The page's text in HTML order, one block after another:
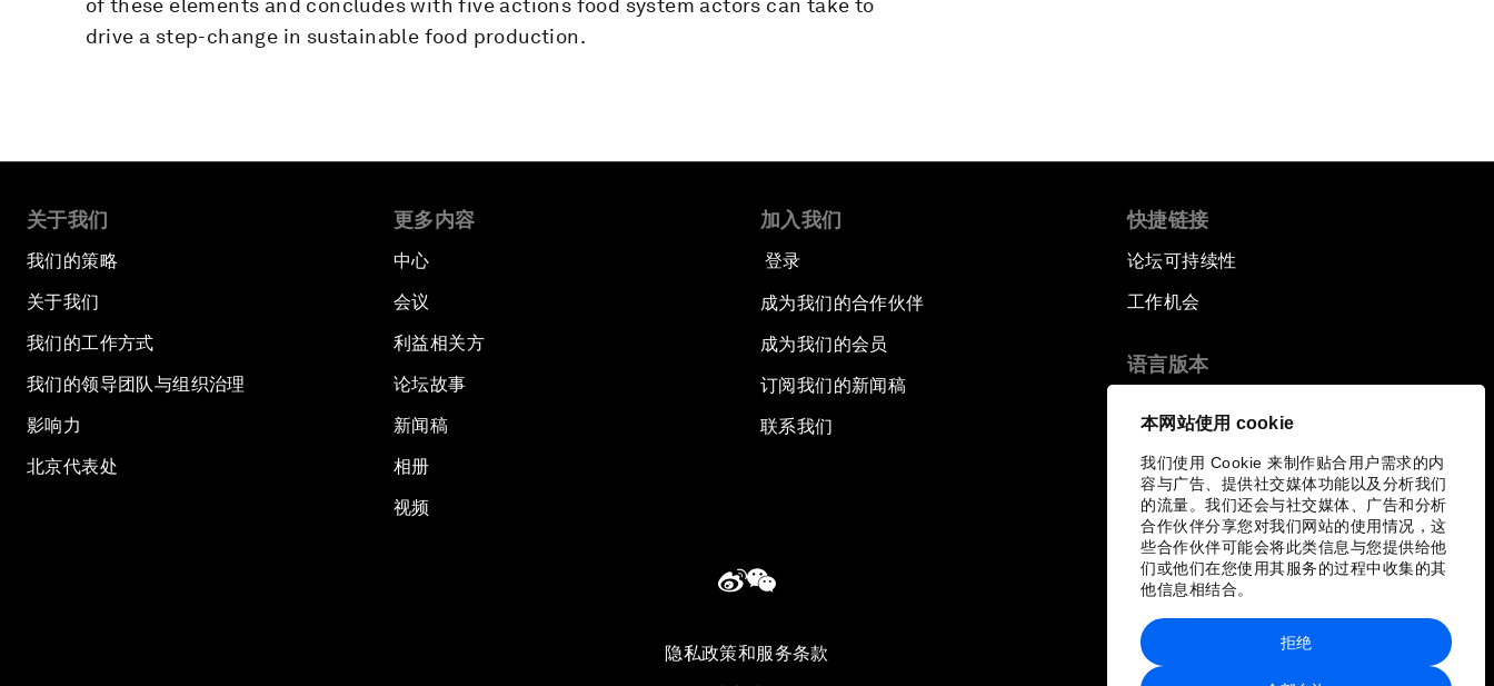
本网站使用 cookie
我们使用 Cookie 来制作贴合用户需求的内
容与广告、提供社交媒体功能以及分析我们
的流量。我们还会与社交媒体、广告和分析
合作伙伴分享您对我们网站的使用情况，这
些合作伙伴可能会将此类信息与您提供给他
们或他们在您使用其服务的过程中收集的其
他信息相结合。
拒绝
of these elements and concludes with five actions food system actors can take to
drive a step-change in sustainable food production.
关于我们
我们的策略
关于我们
我们的工作方式
我们的领导团队与组织治理
影响力
北京代表处
更多内容
中心
会议
利益相关方
论坛故事
新闻稿
相册
视频
加入我们
登录
成为我们的合作伙伴
成为我们的会员
订阅我们的新闻稿
联系我们
快捷链接
论坛可持续性
工作机会
语言版本
隐私政策和服务条款